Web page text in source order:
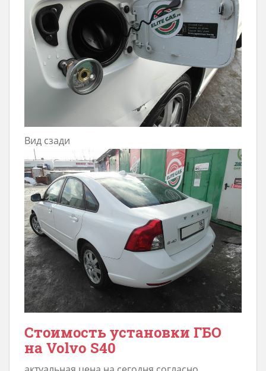
Вид сзади
Стоимость установки ГБО
на Volvo S40